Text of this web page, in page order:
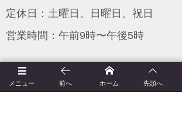
定休日：土曜日、日曜日、祝日
営業時間：午前9時〜午後5時
京和工藝とは（会社概要）
メニュー 前へ ホーム 先頭へ